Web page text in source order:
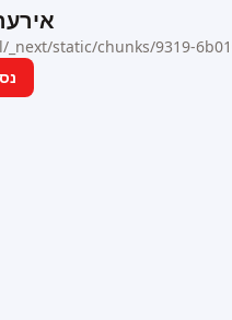
static/chunks/9319-